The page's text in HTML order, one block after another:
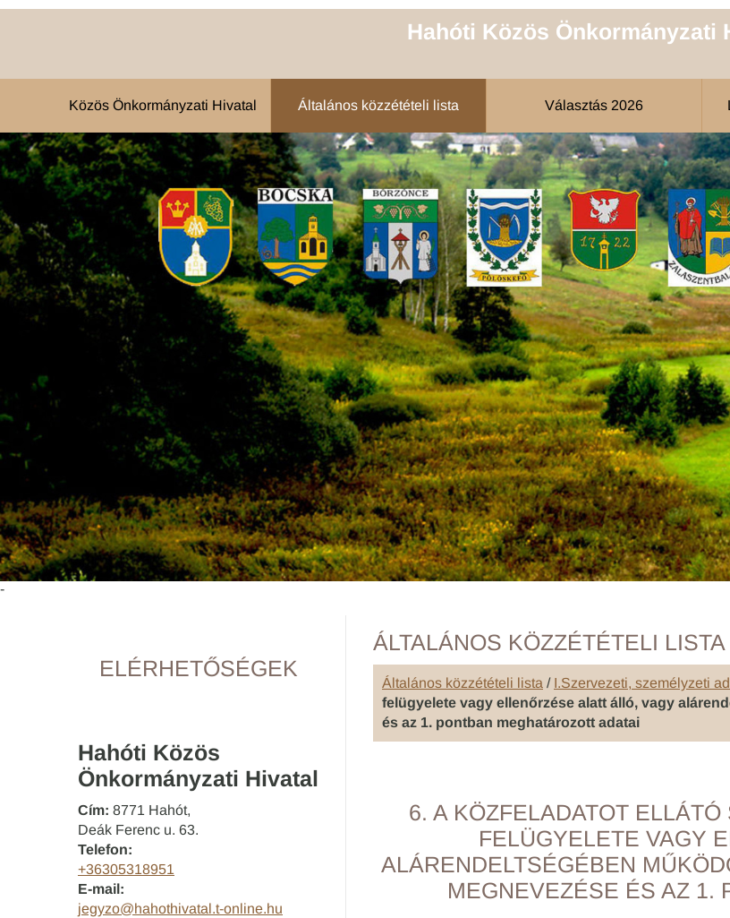
Hahóti Közös Önkormányzati
Közös Önkormányzati Hivatal Általános közzétételi lista Választás 2026
-
ELÉRHETŐSÉGEK
Hahóti Közös
Önkormányzati Hivatal
Cím: 8771 Hahót,
Deák Ferenc u. 63.
Telefon:
+36305318951
E-mail:
jegyzo@hahothivatal.t-online.hu
ÁLTALÁNOS KÖZZÉTÉTELI LISTA
Általános közzétételi lista / I.Szervezeti, személyzeti
felügyelete vagy ellenőrzése alatt álló, vagy
és az 1. pontban meghatározott adatai
6. A KÖZFELADATOT
FELÜGYELETE VAGY
ALÁRENDELTSÉGÉBEN
MEGNEVEZÉSE ÉS AZ 1.